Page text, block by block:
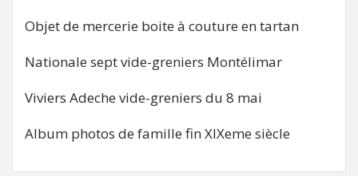
Objet de mercerie boite à couture en tartan
Nationale sept vide-greniers Montélimar
Viviers Adeche vide-greniers du 8 mai
Album photos de famille fin XIXeme siècle